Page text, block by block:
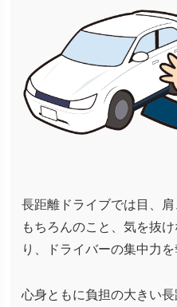
長距離ドライブでは目、
もちろんのこと、気を抜
り、ドライバーの集中力を
心身ともに負担の大きい